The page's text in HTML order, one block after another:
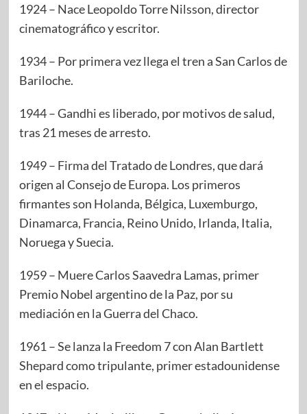
1924 – Nace Leopoldo Torre Nilsson, director
cinematográfico y escritor.
1934 – Por primera vez llega el tren a San Carlos de
Bariloche.
1944 – Gandhi es liberado, por motivos de salud,
tras 21 meses de arresto.
1949 – Firma del Tratado de Londres, que dará
origen al Consejo de Europa. Los primeros
firmantes son Holanda, Bélgica, Luxemburgo,
Dinamarca, Francia, Reino Unido, Irlanda, Italia,
Noruega y Suecia.
1959 – Muere Carlos Saavedra Lamas, primer
Premio Nobel argentino de la Paz, por su
mediación en la Guerra del Chaco.
1961 – Se lanza la Freedom 7 con Alan Bartlett
Shepard como tripulante, primer estadounidense
en el espacio.